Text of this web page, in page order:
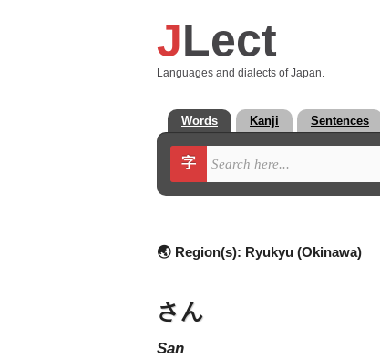
JLect
Languages and dialects of Japan.
Words Kanji Sentences
字
🌏 Region(s): Ryukyu (Okinawa)
さん
san